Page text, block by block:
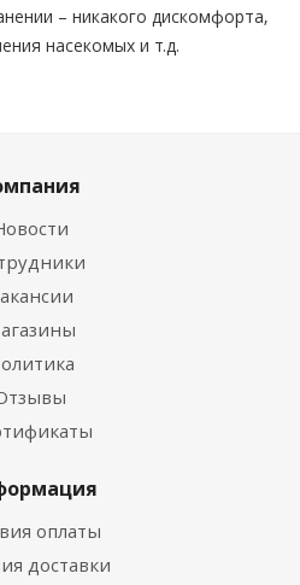
– никакого дискомфорта,
насекомых и т.д.
оплаты
доставки